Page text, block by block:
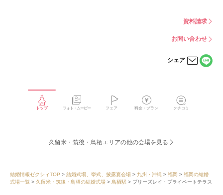
資料請求
お問い合わせ
シェア
る
トップ フォト・ムービー フェア 料金・プラン クチコミ
久留米・筑後・鳥栖エリアの他の会場を見る
結婚情報ゼクシィTOP 結婚式場、挙式、披露宴会場 九州・沖縄 福岡
福岡の結婚
式場一覧
久留米・筑後・鳥栖の結婚式場 鳥栖駅 ブリーズレイ・プライベートテラス